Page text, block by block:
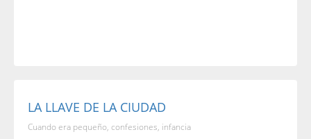
LA LLAVE DE LA CIUDAD
Cuando era pequeño, confesiones, infancia